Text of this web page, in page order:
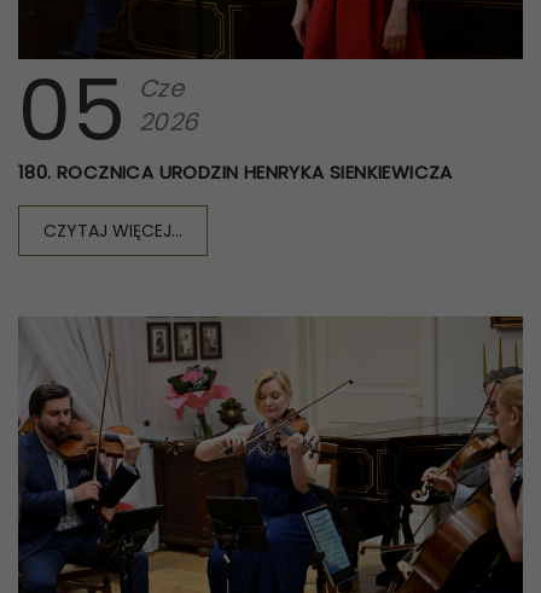
05
Cze
2026
180. ROCZNICA URODZIN HENRYKA SIENKIEWICZA
CZYTAJ WIĘCEJ...